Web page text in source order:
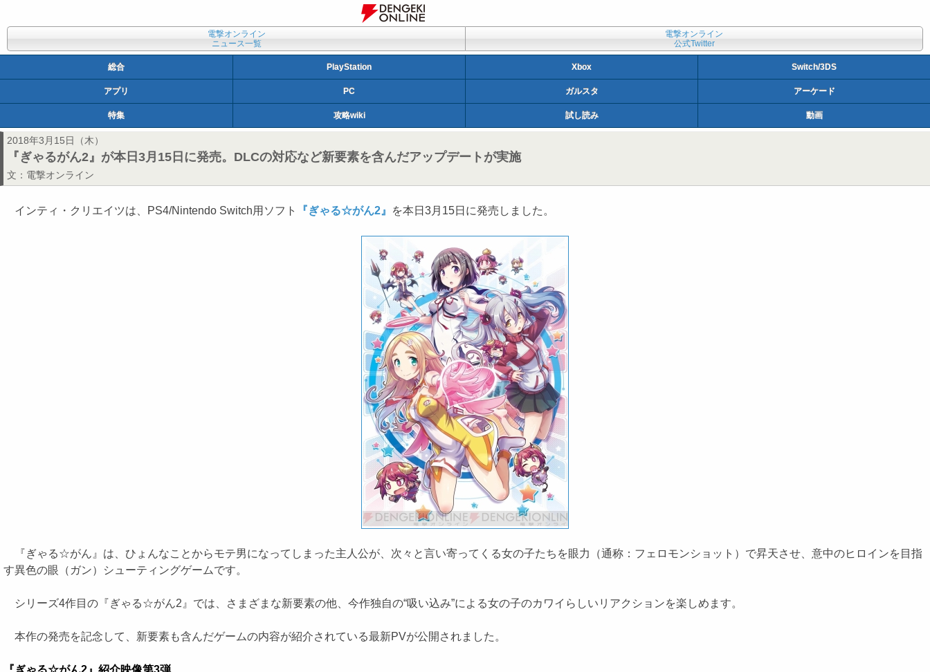
電撃オンライン
ニュース一覧
電撃オンライン
公式Twitter
総合 PlayStation Xbox Switch/3DS
アプリ PC ガルスタ アーケード
特集 攻略wiki 試し読み 動画
2018年3月15日（木）
『ぎゃるがん2』が本日3月15日に発売。DLCの対応など新要素を含んだアップデートが実施
文： 電撃オンライン
インティ・クリエイツは、PS4/Nintendo Switch用ソフト 『ぎゃる☆がん2』 を本日3月15日に発売しました。
『ぎゃる☆がん』は、ひょんなことからモテ男になってしまった主人公が、次々と言い寄ってくる女の子たちを眼力（通称：フェロモンショット）で昇天させ、意中のヒロインを目指
す異色の眼（ガン）シューティングゲームです。
シリーズ4作目の『ぎゃる☆がん2』では、さまざまな新要素の他、今作独自の“吸い込み”による女の子のカワイらしいリアクションを楽しめます。
本作の発売を記念して、新要素も含んだゲームの内容が紹介されている最新PVが公開されました。
『ぎゃる☆がん2』紹介映像第3弾